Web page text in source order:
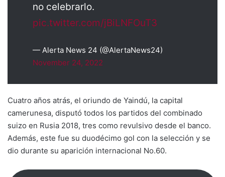
no celebrarlo.
pic.twitter.com/jBiLNFOuT3
— Alerta News 24 (@AlertaNews24)
November 24, 2022
Cuatro años atrás, el oriundo de Yaindú, la capital
camerunesa, disputó todos los partidos del combinado
suizo en Rusia 2018, tres como revulsivo desde el banco.
Además, este fue su duodécimo gol con la selección y se
dio durante su aparición internacional No.60.